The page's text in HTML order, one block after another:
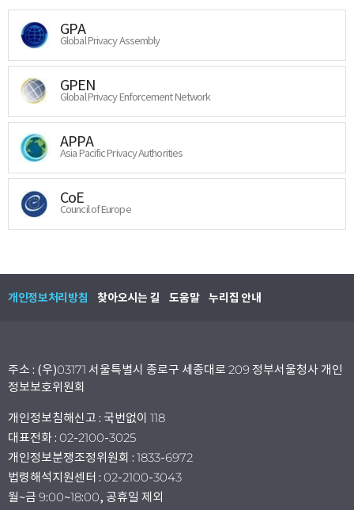
GPA
Global Privacy Assembly
GPEN
Global Privacy Enforcement Network
APPA
Asia Pacific Privacy Authorities
CoE
Council of Europe
개인정보처리방침 찾아오시는 길 도움말 누리집 안내
주소 : (우)03171 서울특별시 종로구 세종대로 209 정부서울청사 개인
정보보호위원회
개인정보침해신고 : 국번없이 118
대표전화 : 02-2100-3025
개인정보분쟁조정위원회 : 1833-6972
법령해석지원센터 : 02-2100-3043
월~금 9:00~18:00, 공휴일 제외